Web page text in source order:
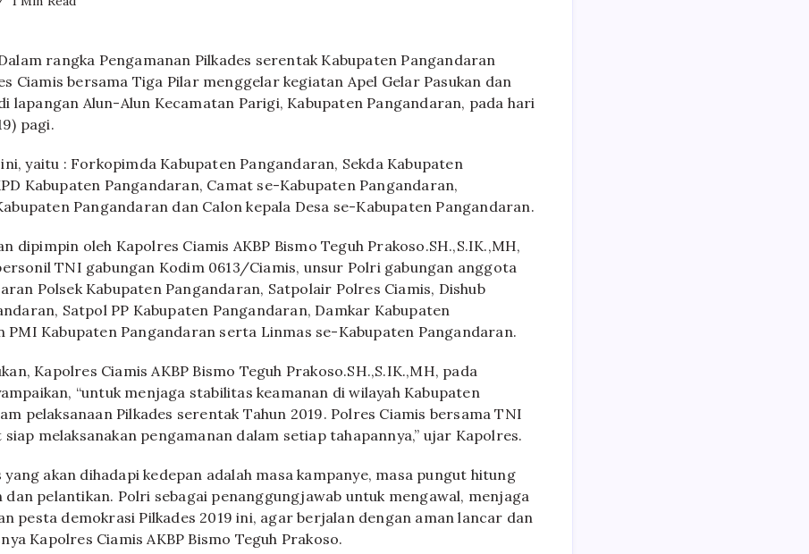
rangka Pengamanan Pilkades serentak Kabupaten Pangandaran
Ciamis bersama Tiga Pilar menggelar kegiatan Apel Gelar Pasukan dan
lapangan Alun-Alun Kecamatan Parigi, Kabupaten Pangandaran, pada hari
pagi.
yaitu : Forkopimda Kabupaten Pangandaran, Sekda Kabupaten
Kabupaten Pangandaran, Camat se-Kabupaten Pangandaran,
Pangandaran dan Calon kepala Desa se-Kabupaten Pangandaran.
dipimpin oleh Kapolres Ciamis AKBP Bismo Teguh Prakoso.SH.,S.IK.,MH,
TNI gabungan Kodim 0613/Ciamis, unsur Polri gabungan anggota
Polsek Kabupaten Pangandaran, Satpolair Polres Ciamis, Dishub
Satpol PP Kabupaten Pangandaran, Damkar Kabupaten
PMI Kabupaten Pangandaran serta Linmas se-Kabupaten Pangandaran.
Kapolres Ciamis AKBP Bismo Teguh Prakoso.SH.,S.IK.,MH, pada
“untuk menjaga stabilitas keamanan di wilayah Kabupaten
pelaksanaan Pilkades serentak Tahun 2019. Polres Ciamis bersama TNI
melaksanakan pengamanan dalam setiap tahapannya,” ujar Kapolres.
yang akan dihadapi kedepan adalah masa kampanye, masa pungut hitung
dan pelantikan. Polri sebagai penanggungjawab untuk mengawal, menjaga
pesta demokrasi Pilkades 2019 ini, agar berjalan dengan aman lancar dan
Kapolres Ciamis AKBP Bismo Teguh Prakoso.